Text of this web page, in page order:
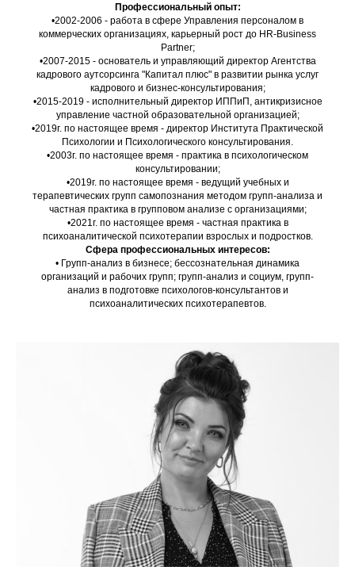
Профессиональный опыт:
•2002-2006 - работа в сфере Управления персоналом в
коммерческих организациях, карьерный рост до HR-Business
Рartner;
•2007-2015 - основатель и управляющий директор Агентства
кадрового аутсорсинга "Капитал плюс" в развитии рынка услуг
кадрового и бизнес-консультирования;
•2015-2019 - исполнительный директор ИППиП, антикризисное
управление частной образовательной организацией;
•2019г. по настоящее время - директор Института Практической
Психологии и Психологического консультирования.
•2003г. по настоящее время - практика в психологическом
консультировании;
•2019г. по настоящее время - ведущий учебных и
терапевтических групп самопознания методом групп-анализа и
частная практика в групповом анализе с организациями;
•2021г. по настоящее время - частная практика в
психоаналитической психотерапии взрослых и подростков.
Сфера профессиональных интересов:
• Групп-анализ в бизнесе; бессознательная динамика
организаций и рабочих групп; групп-анализ и социум, групп-
анализ в подготовке психологов-консультантов и
психоаналитических психотерапевтов.